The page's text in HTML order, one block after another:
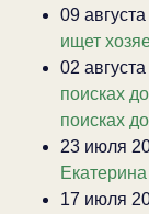
09
ищет
02
поисках
поисках
23 июля
Екатерина
17 июля